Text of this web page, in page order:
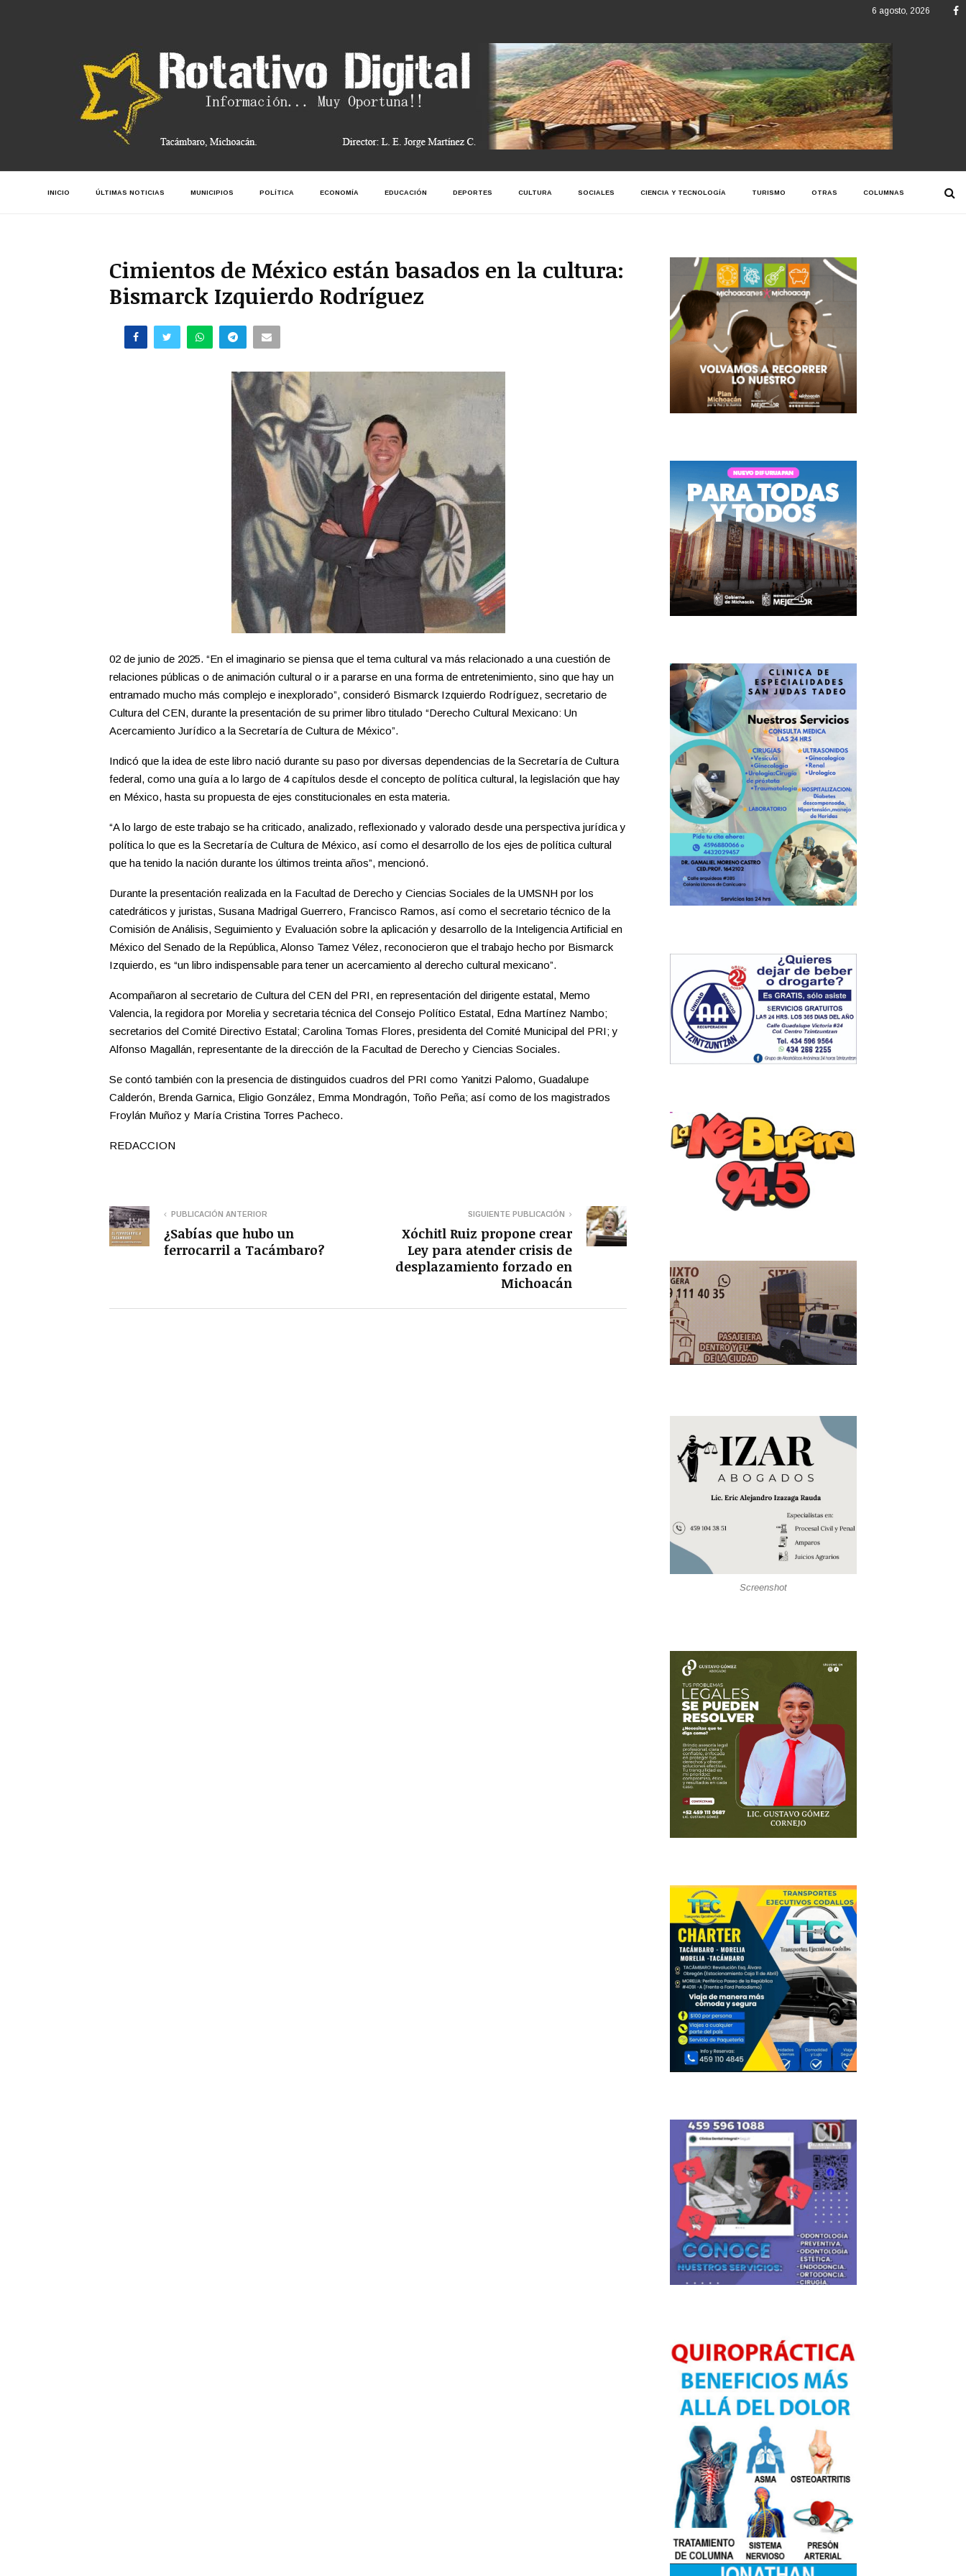
6 agosto, 2026
INICIO ÚLTIMAS NOTICIAS MUNICIPIOS POLÍTICA ECONOMÍA EDUCACIÓN DEPORTES CULTURA SOCIALES CIENCIA Y TECNOLOGÍA TURISMO OTRAS COLUMNAS
Cimientos de México están basados en la cultura:
Bismarck Izquierdo Rodríguez
02 de junio de 2025. “En el imaginario se piensa que el tema cultural va más relacionado a una cuestión de
relaciones públicas o de animación cultural o ir a pararse en una forma de entretenimiento, sino que hay un
entramado mucho más complejo e inexplorado”, consideró Bismarck Izquierdo Rodríguez, secretario de
Cultura del CEN, durante la presentación de su primer libro titulado “Derecho Cultural Mexicano: Un
Acercamiento Jurídico a la Secretaría de Cultura de México”.
Indicó que la idea de este libro nació durante su paso por diversas dependencias de la Secretaría de Cultura
federal, como una guía a lo largo de 4 capítulos desde el concepto de política cultural, la legislación que hay
en México, hasta su propuesta de ejes constitucionales en esta materia.
“A lo largo de este trabajo se ha criticado, analizado, reflexionado y valorado desde una perspectiva jurídica y
política lo que es la Secretaría de Cultura de México, así como el desarrollo de los ejes de política cultural
que ha tenido la nación durante los últimos treinta años”, mencionó.
Durante la presentación realizada en la Facultad de Derecho y Ciencias Sociales de la UMSNH por los
catedráticos y juristas, Susana Madrigal Guerrero, Francisco Ramos, así como el secretario técnico de la
Comisión de Análisis, Seguimiento y Evaluación sobre la aplicación y desarrollo de la Inteligencia Artificial en
México del Senado de la República, Alonso Tamez Vélez, reconocieron que el trabajo hecho por Bismarck
Izquierdo, es “un libro indispensable para tener un acercamiento al derecho cultural mexicano”.
Acompañaron al secretario de Cultura del CEN del PRI, en representación del dirigente estatal, Memo
Valencia, la regidora por Morelia y secretaria técnica del Consejo Político Estatal, Edna Martínez Nambo;
secretarios del Comité Directivo Estatal; Carolina Tomas Flores, presidenta del Comité Municipal del PRI; y
Alfonso Magallán, representante de la dirección de la Facultad de Derecho y Ciencias Sociales.
Se contó también con la presencia de distinguidos cuadros del PRI como Yanitzi Palomo, Guadalupe
Calderón, Brenda Garnica, Eligio González, Emma Mondragón, Toño Peña; así como de los magistrados
Froylán Muñoz y María Cristina Torres Pacheco.
REDACCION
PUBLICACIÓN ANTERIOR
¿Sabías que hubo un
ferrocarril a Tacámbaro?
SIGUIENTE PUBLICACIÓN
Xóchitl Ruiz propone crear
Ley para atender crisis de
desplazamiento forzado en
Michoacán
Screenshot